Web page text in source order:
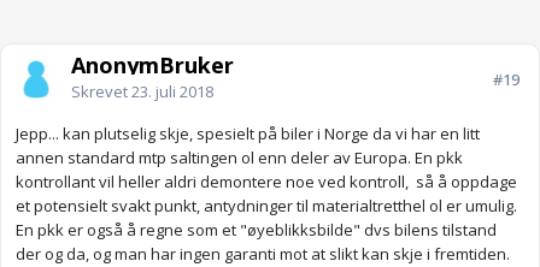
AnonymBruker
Skrevet23. juli 2018
#19
Jepp... kan plutselig skje, spesielt på biler i Norge da vi har en litt
annen standard mtp saltingen ol enn deler av Europa. En pkk
kontrollant vil heller aldri demontere noe ved kontroll, så å oppdage
et potensielt svakt punkt, antydninger til materialtretthel ol er umulig.
En pkk er også å regne som et "øyeblikksbilde" dvs bilens tilstand
der og da, og man har ingen garanti mot at slikt kan skje i fremtiden.